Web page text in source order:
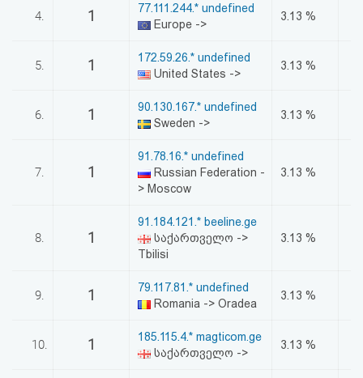
4. 1
77.111.244.* undefined
Europe ->
3.13 %
5. 1
172.59.26.* undefined
United States ->
3.13 %
6. 1
90.130.167.* undefined
Sweden ->
3.13 %
7. 1
91.78.16.* undefined
Russian Federation -
> Moscow
3.13 %
8. 1
91.184.121.* beeline.ge
საქართველო ->
Tbilisi
3.13 %
9. 1
79.117.81.* undefined
Romania -> Oradea
3.13 %
10. 1
185.115.4.* magticom.ge
საქართველო ->
3.13 %